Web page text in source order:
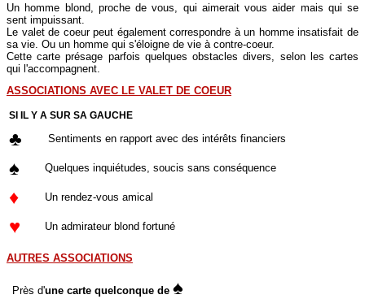
Un homme blond, proche de vous, qui aimerait vous aider mais qui se
sent impuissant.
Le valet de coeur peut également correspondre à un homme insatisfait de
sa vie. Ou un homme qui s'éloigne de vie à contre-coeur.
Cette carte présage parfois quelques obstacles divers, selon les cartes
qui l'accompagnent.
ASSOCIATIONS AVEC LE VALET DE COEUR
SI IL Y A SUR SA GAUCHE
♣ Sentiments en rapport avec des intérêts financiers
♠ Quelques inquiétudes, soucis sans conséquence
♦ Un rendez-vous amical
♥ Un admirateur blond fortuné
AUTRES ASSOCIATIONS
Près d'une carte quelconque de ♠